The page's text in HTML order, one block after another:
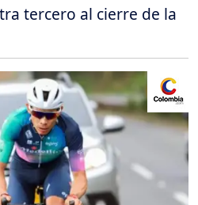
tercero al cierre de la